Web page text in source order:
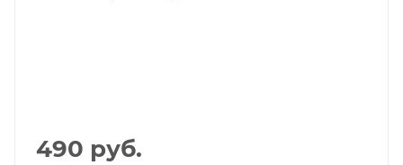
490 руб.